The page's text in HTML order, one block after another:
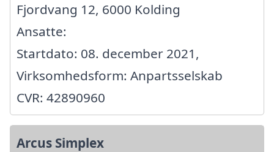
Fjordvang 12, 6000 Kolding
Ansatte:
Startdato: 08. december 2021,
Virksomhedsform: Anpartsselskab
CVR: 42890960
Arcus Simplex